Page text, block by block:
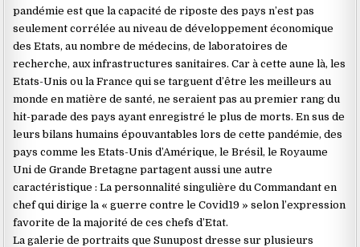
pandémie est que la capacité de riposte des pays n’est pas
seulement corrélée au niveau de développement économique
des Etats, au nombre de médecins, de laboratoires de
recherche, aux infrastructures sanitaires. Car à cette aune là, les
Etats-Unis ou la France qui se targuent d’être les meilleurs au
monde en matière de santé, ne seraient pas au premier rang du
hit-parade des pays ayant enregistré le plus de morts. En sus de
leurs bilans humains épouvantables lors de cette pandémie, des
pays comme les Etats-Unis d’Amérique, le Brésil, le Royaume
Uni de Grande Bretagne partagent aussi une autre
caractéristique : La personnalité singulière du Commandant en
chef qui dirige la « guerre contre le Covid19 » selon l’expression
favorite de la majorité de ces chefs d’Etat.
La galerie de portraits que Sunupost dresse sur plusieurs